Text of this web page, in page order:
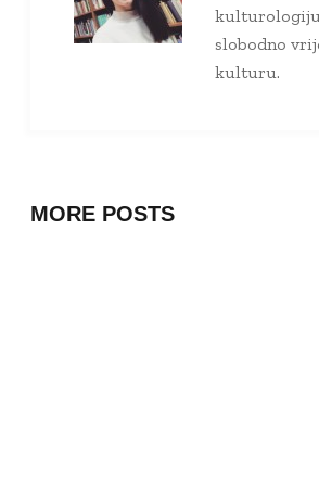
kulturologiju
slobodno
kulturu.
MORE POSTS